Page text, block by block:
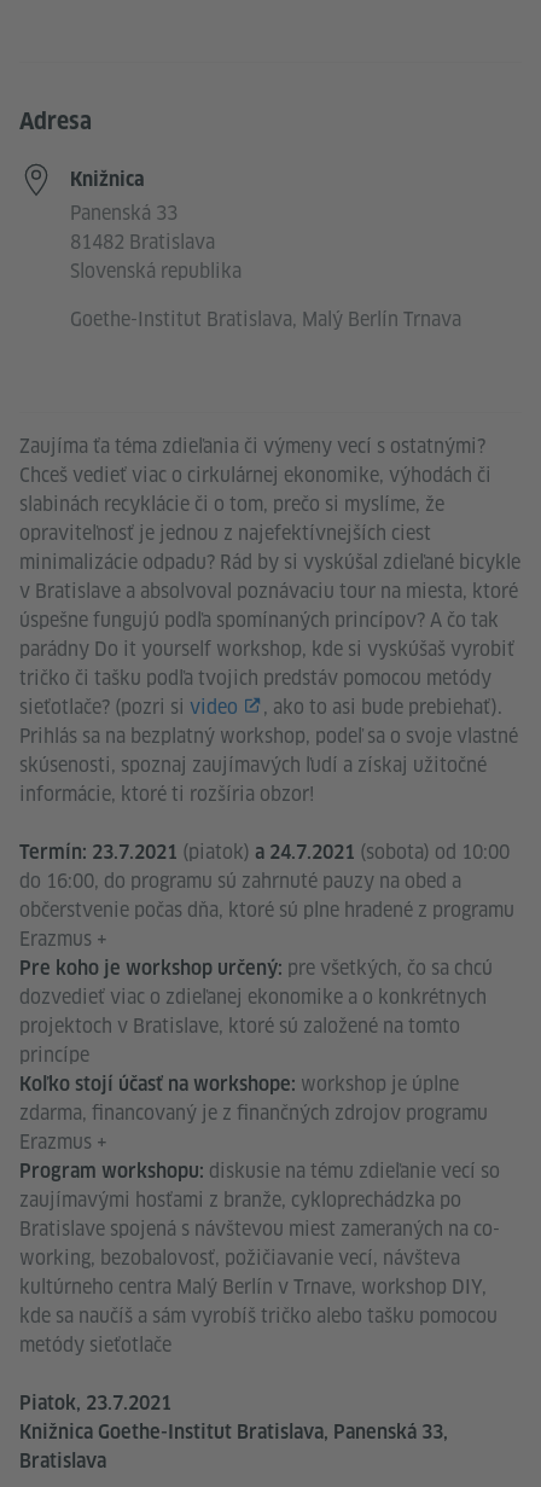
Zaujíma ťa téma zdieľania či výmeny vecí s ostatnými?
Chceš vedieť viac o cirkulárnej ekonomike, výhodách či
slabinách recyklácie či o tom, prečo si myslíme, že
opraviteľnosť je jednou z najefektívnejších ciest
minimalizácie odpadu? Rád by si vyskúšal zdieľané bicykle
v Bratislave a absolvoval poznávaciu tour na miesta, ktoré
úspešne fungujú podľa spomínaných princípov? A čo tak
parádny Do it yourself workshop, kde si vyskúšaš vyrobiť
tričko či tašku podľa tvojich predstáv pomocou metódy
sieťotlače? (pozri si video
, ako to asi bude prebiehať).
Prihlás sa na bezplatný workshop, podeľ sa o svoje vlastné
skúsenosti, spoznaj zaujímavých ľudí a získaj užitočné
informácie, ktoré ti rozšíria obzor!
Termín: 23.7.2021 (piatok) a 24.7.2021 (sobota) od 10:00
do 16:00, do programu sú zahrnuté pauzy na obed a
občerstvenie počas dňa, ktoré sú plne hradené z programu
Erazmus +
Pre koho je workshop určený: pre všetkých, čo sa chcú
dozvedieť viac o zdieľanej ekonomike a o konkrétnych
projektoch v Bratislave, ktoré sú založené na tomto
princípe
Koľko stojí účasť na workshope: workshop je úplne
zdarma, financovaný je z finančných zdrojov programu
Erazmus +
Program workshopu: diskusie na tému zdieľanie vecí so
zaujímavými hosťami z branže, cykloprechádzka po
Bratislave spojená s návštevou miest zameraných na co-
working, bezobalovosť, požičiavanie vecí, návšteva
kultúrneho centra Malý Berlín v Trnave, workshop DIY,
kde sa naučíš a sám vyrobíš tričko alebo tašku pomocou
metódy sieťotlače
Piatok, 23.7.2021
Knižnica Goethe-Institut Bratislava, Panenská 33,
Bratislava
Adresa
Knižnica
Panenská 33
81482 Bratislava
Slovenská republika
Goethe-Institut Bratislava, Malý Berlín Trnava